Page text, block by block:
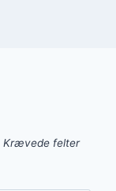
Krævede felter